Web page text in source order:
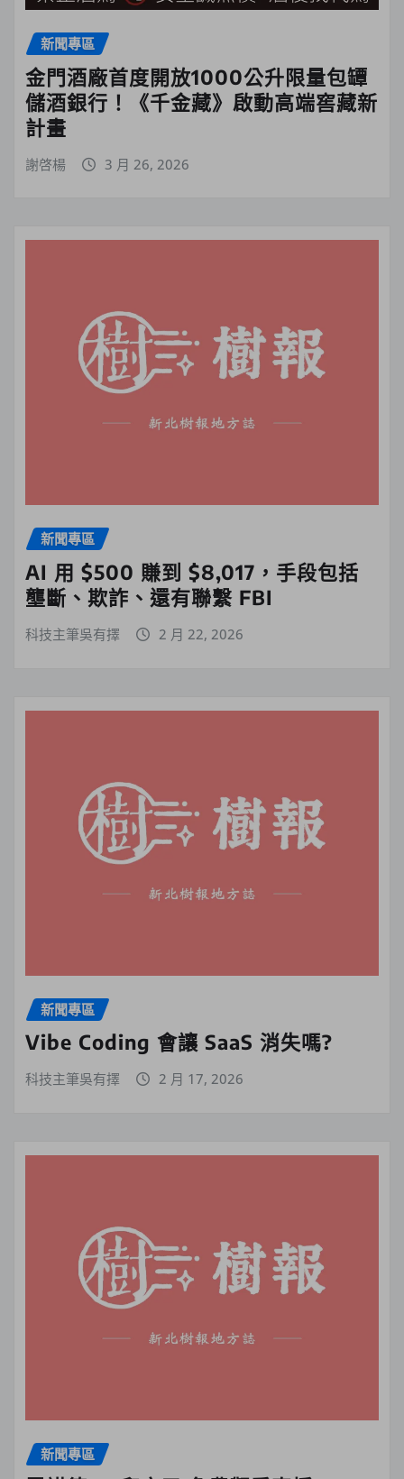
新聞專區
金門酒廠首度開放1000公升限量包罈
儲酒銀行！《千金藏》啟動高端窖藏新
計畫
謝啓楊 3 月 26, 2026
新聞專區
AI 用 $500 賺到 $8,017，手段包括
壟斷、欺詐、還有聯繫 FBI
科技主筆吳有擇 2 月 22, 2026
新聞專區
Vibe Coding 會讓 SaaS 消失嗎?
科技主筆吳有擇 2 月 17, 2026
新聞專區